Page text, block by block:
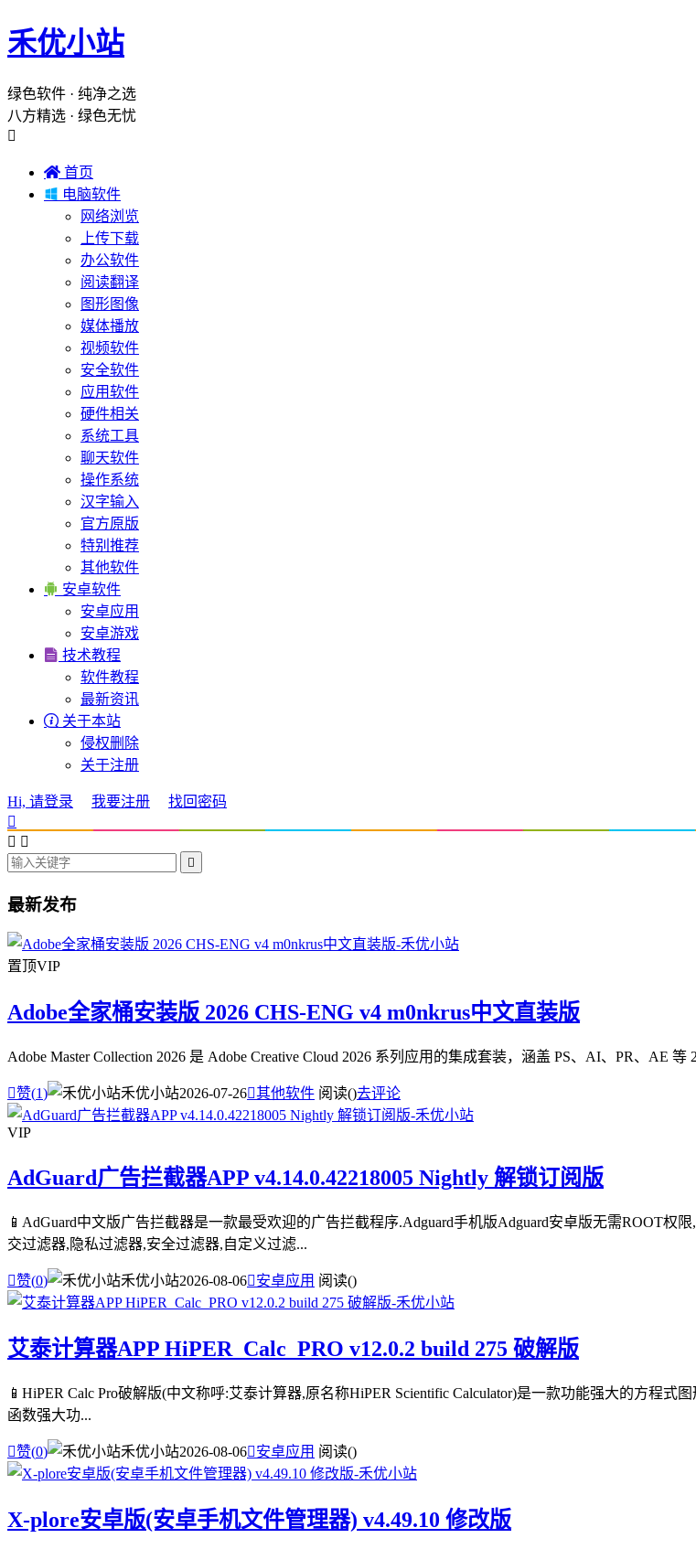
禾优小站
绿色软件 · 纯净之选
八方精选 · 绿色无忧

 首页
 电脑软件
网络浏览
上传下载
办公软件
阅读翻译
图形图像
媒体播放
视频软件
安全软件
应用软件
硬件相关
系统工具
聊天软件
操作系统
汉字输入
官方原版
特别推荐
其他软件
 安卓软件
安卓应用
安卓游戏
 技术教程
软件教程
最新资讯
 关于本站
侵权删除
关于注册
Hi, 请登录 我要注册
找回密码

 

最新发布
置顶VIP
Adobe全家桶安装版 2026 CHS-ENG v4 m0nkrus中文直装版
Adobe Master Collection 2026 是 Adobe Creative Cloud 2026 系列应用的集成套装，涵盖 PS、AI、PR、AE
赞(1) 禾优小站2026-07-26其他软件 阅读()去评论
VIP
AdGuard广告拦截器APP v4.14.0.42218005 Nightly 解锁订阅版
📱AdGuard中文版广告拦截器是一款最受欢迎的广告拦截程序.Adguard手机版Adguard安卓版无需ROOT
交过滤器,隐私过滤器,安全过滤器,自定义过滤...
赞(0) 禾优小站2026-08-06安卓应用 阅读()
艾泰计算器APP HiPER_Calc_PRO v12.0.2 build 275 破解版
📱HiPER Calc Pro破解版(中文称呼:艾泰计算器,原名称HiPER Scientific Calculator)是一款功能强大的方程
函数强大功...
赞(0) 禾优小站2026-08-06安卓应用 阅读()
X-plore安卓版(安卓手机文件管理器) v4.49.10 修改版